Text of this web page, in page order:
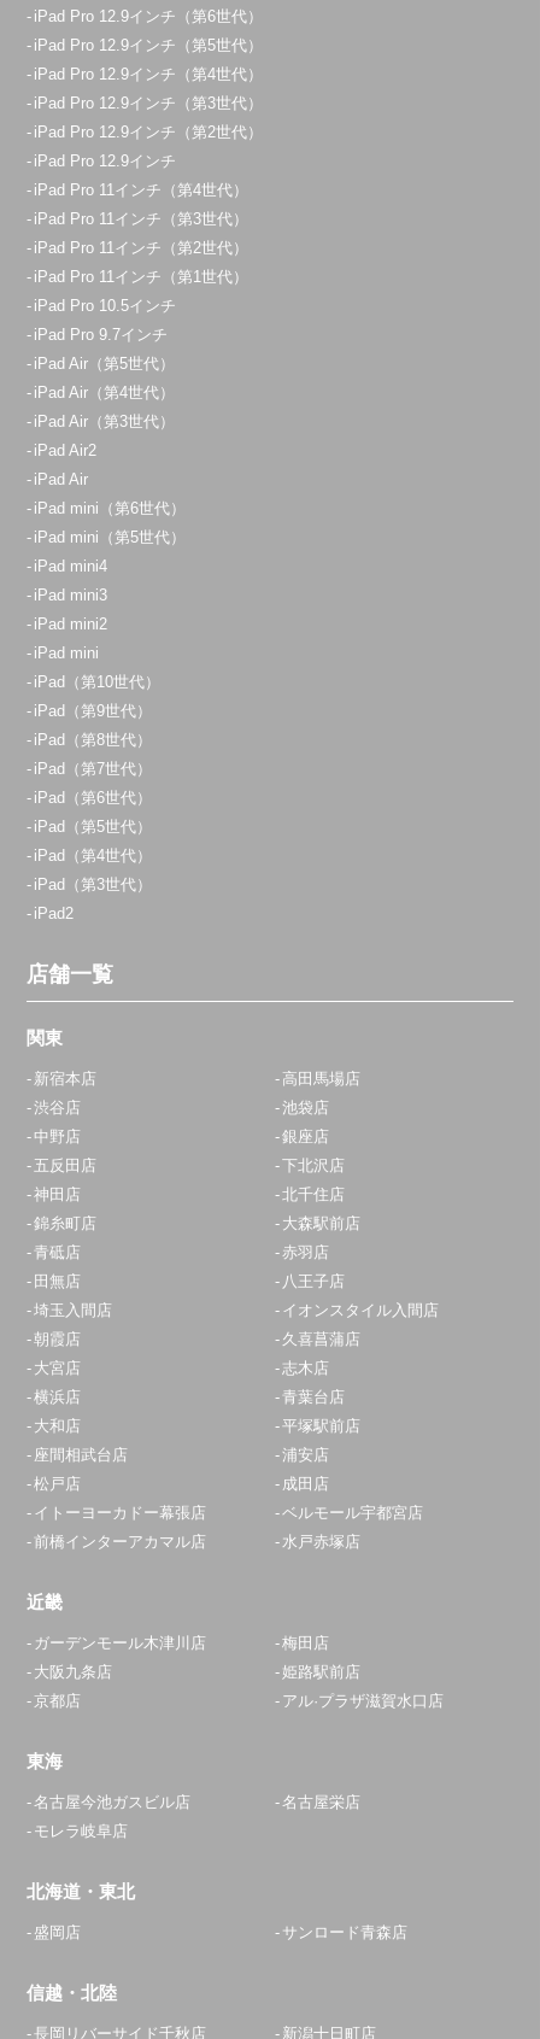
iPad Pro 12.9インチ（第6世代）
iPad Pro 12.9インチ（第5世代）
iPad Pro 12.9インチ（第4世代）
iPad Pro 12.9インチ（第3世代）
iPad Pro 12.9インチ（第2世代）
iPad Pro 12.9インチ
iPad Pro 11インチ（第4世代）
iPad Pro 11インチ（第3世代）
iPad Pro 11インチ（第2世代）
iPad Pro 11インチ（第1世代）
iPad Pro 10.5インチ
iPad Pro 9.7インチ
iPad Air（第5世代）
iPad Air（第4世代）
iPad Air（第3世代）
iPad Air2
iPad Air
iPad mini（第6世代）
iPad mini（第5世代）
iPad mini4
iPad mini3
iPad mini2
iPad mini
iPad（第10世代）
iPad（第9世代）
iPad（第8世代）
iPad（第7世代）
iPad（第6世代）
iPad（第5世代）
iPad（第4世代）
iPad（第3世代）
iPad2
店舗一覧
関東
新宿本店
高田馬場店
渋谷店
池袋店
中野店
銀座店
五反田店
下北沢店
神田店
北千住店
錦糸町店
大森駅前店
青砥店
赤羽店
田無店
八王子店
埼玉入間店
イオンスタイル入間店
朝霞店
久喜菖蒲店
大宮店
志木店
横浜店
青葉台店
大和店
平塚駅前店
座間相武台店
浦安店
松戸店
成田店
イトーヨーカドー幕張店
ベルモール宇都宮店
前橋インターアカマル店
水戸赤塚店
近畿
ガーデンモール木津川店
梅田店
大阪九条店
姫路駅前店
京都店
アル·プラザ滋賀水口店
東海
名古屋今池ガスビル店
名古屋栄店
モレラ岐阜店
北海道・東北
盛岡店 サンロード青森店
信越・北陸
長岡リバーサイド千秋店 新潟十日町店